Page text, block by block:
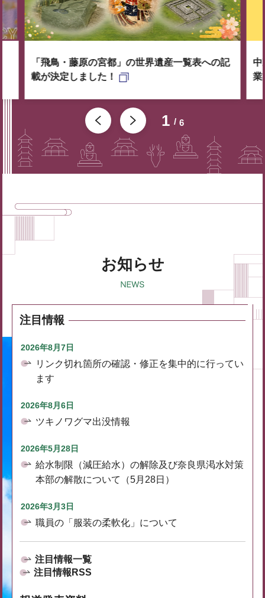
1 6
「飛鳥・藤原の宮都」の世界遺産一覧表への記
載が決定しました！
中
業
お知らせ
注目情報
2026年8月7日
リンク切れ箇所の確認・修正を集中的に行ってい
ます
2026年8月6日
ツキノワグマ出没情報
2026年5月28日
給水制限（減圧給水）の解除及び奈良県渇水対策
本部の解散について（5月28日）
2026年3月3日
職員の「服装の柔軟化」について
注目情報一覧
注目情報RSS